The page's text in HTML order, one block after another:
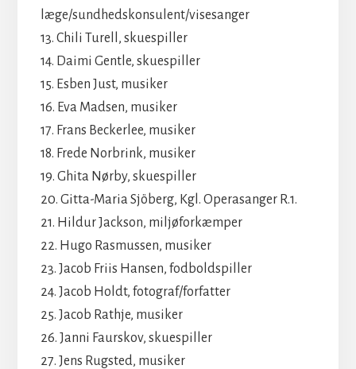
læge/sundhedskonsulent/visesanger
13. Chili Turell, skuespiller
14. Daimi Gentle, skuespiller
15. Esben Just, musiker
16. Eva Madsen, musiker
17. Frans Beckerlee, musiker
18. Frede Norbrink, musiker
19. Ghita Nørby, skuespiller
20. Gitta-Maria Sjöberg, Kgl. Operasanger R.1.
21. Hildur Jackson, miljøforkæmper
22. Hugo Rasmussen, musiker
23. Jacob Friis Hansen, fodboldspiller
24. Jacob Holdt, fotograf/forfatter
25. Jacob Rathje, musiker
26. Janni Faurskov, skuespiller
27. Jens Rugsted, musiker